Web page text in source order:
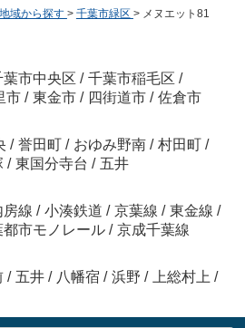
域から探す > 千葉市緑区 > メヌエット81
葉市中央区 / 千葉市稲毛区 /
市 / 東金市 / 四街道市 / 佐倉市
/ 誉田町 / おゆみ野南 / 村田町 /
/ 東国分寺台 / 五井
房線 / 小湊鉄道 / 京葉線 / 東金線 /
都市モノレール / 京成千葉線
/ 五井 / 八幡宿 / 浜野 / 上総村上 /